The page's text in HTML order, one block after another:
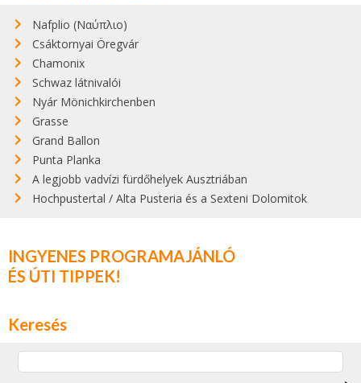
Nafplio (Ναύπλιο)
Csáktornyai Öregvár
Chamonix
Schwaz látnivalói
Nyár Mönichkirchenben
Grasse
Grand Ballon
Punta Planka
A legjobb vadvízi fürdőhelyek Ausztriában
Hochpustertal / Alta Pusteria és a Sexteni Dolomitok
INGYENES PROGRAMAJÁNLÓ
ÉS ÚTI TIPPEK!
Keresés